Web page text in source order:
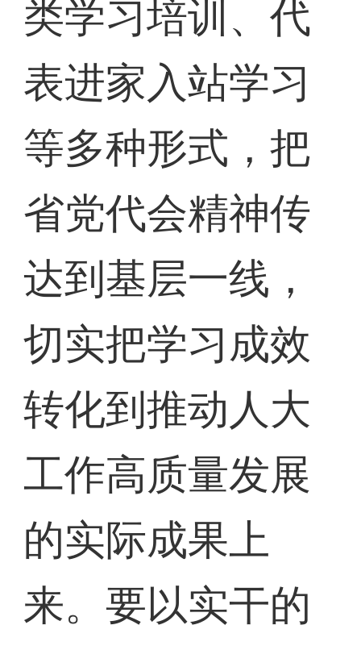
类学习培训、代
表进家入站学习
等多种形式，把
省党代会精神传
达到基层一线，
切实把学习成效
转化到推动人大
工作高质量发展
的实际成果上
来。要以实干的